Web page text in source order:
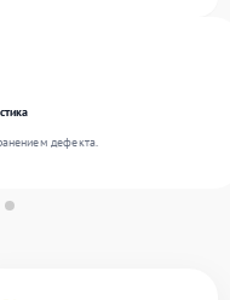
дефекта.